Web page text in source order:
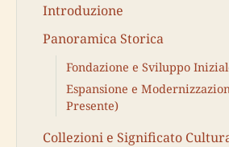
Introduzione
Panoramica Storica
Fondazione e Sviluppo
Espansione e
Presente)
Collezioni e Significato